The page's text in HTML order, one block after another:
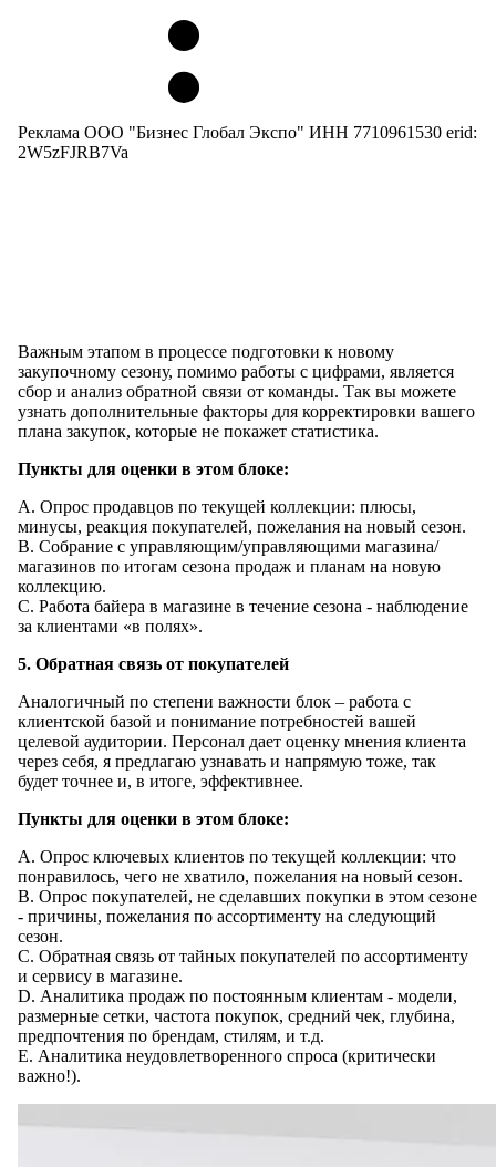
Реклама ООО "Бизнес Глобал Экспо" ИНН 7710961530 erid:
2W5zFJRB7Va
Важным этапом в процессе подготовки к новому
закупочному сезону, помимо работы с цифрами, является
сбор и анализ обратной связи от команды. Так вы можете
узнать дополнительные факторы для корректировки вашего
плана закупок, которые не покажет статистика.
Пункты для оценки в этом блоке:
A. Опрос продавцов по текущей коллекции: плюсы,
минусы, реакция покупателей, пожелания на новый сезон.
B. Собрание с управляющим/управляющими магазина/
магазинов по итогам сезона продаж и планам на новую
коллекцию.
C. Работа байера в магазине в течение сезона - наблюдение
за клиентами «в полях».
5. Обратная связь от покупателей
Аналогичный по степени важности блок – работа с
клиентской базой и понимание потребностей вашей
целевой аудитории. Персонал дает оценку мнения клиента
через себя, я предлагаю узнавать и напрямую тоже, так
будет точнее и, в итоге, эффективнее.
Пункты для оценки в этом блоке:
A. Опрос ключевых клиентов по текущей коллекции: что
понравилось, чего не хватило, пожелания на новый сезон.
B. Опрос покупателей, не сделавших покупки в этом сезоне
- причины, пожелания по ассортименту на следующий
сезон.
C. Обратная связь от тайных покупателей по ассортименту
и сервису в магазине.
D. Аналитика продаж по постоянным клиентам - модели,
размерные сетки, частота покупок, средний чек, глубина,
предпочтения по брендам, стилям, и т.д.
E. Аналитика неудовлетворенного спроса (критически
важно!).